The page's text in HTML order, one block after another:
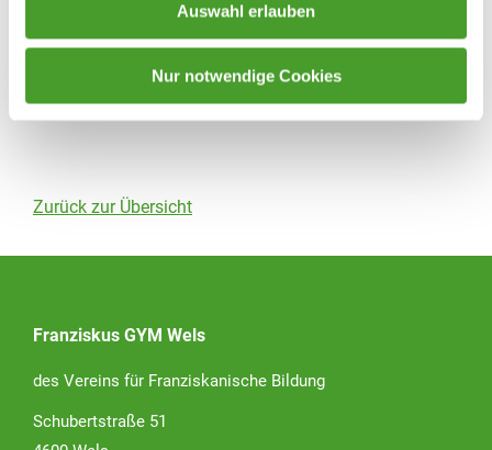
Auswahl erlauben
Nur notwendige Cookies
Zurück zur Übersicht
Franziskus GYM Wels
des Vereins für Franziskanische Bildung
Schubertstraße 51